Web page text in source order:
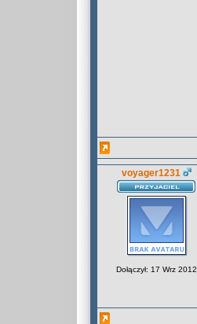
voyager1231
Dołączył: 17 Wrz 2012